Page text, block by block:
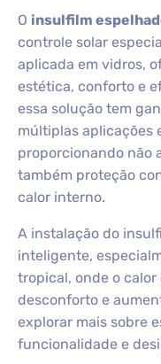
O insulfilm
controle solar
aplicada em vidros,
estética, conforto e
essa solução tem
múltiplas aplicações
proporcionando não
também proteção
calor interno.
A instalação do
inteligente,
tropical, onde o
desconforto e
explorar mais sobre
funcionalidade e